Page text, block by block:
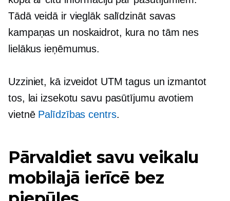
Tādā veidā ir vieglāk salīdzināt savas
kampaņas un noskaidrot, kura no tām nes
lielākus ieņēmumus.
Uzziniet, kā izveidot UTM tagus un izmantot
tos, lai izsekotu savu pasūtījumu avotiem
vietnē Palīdzības centrs.
Pārvaldiet savu veikalu
mobilajā ierīcē bez